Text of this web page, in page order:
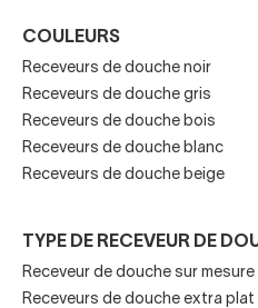
d’un mélange de polymères
comme le quartz ou le marbre,
coat sanitairepour garantir
Ce procédé améliore :
résistance aux taches
imperméabilité
COULEURS
Receveurs de douche noir
Receveurs de douche gris
Receveurs de douche bois
Receveurs de douche blanc
Receveurs de douche beige
TYPE DE RECEVEUR DE
Receveur de douche sur mesure
Receveurs de douche extra plat